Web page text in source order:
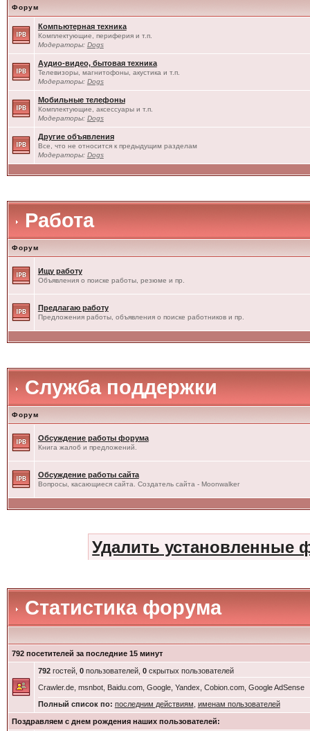
Форум
Компьютерная техника
Комплектующие, периферия и т.п.
Модераторы: Dogs
Аудио-видео, бытовая техника
Телевизоры, магнитофоны, акустика и т.п.
Модераторы: Dogs
Мобильные телефоны
Комплектующие, аксессуары и т.п.
Модераторы: Dogs
Другие объявления
Все, что не относится к предыдущим разделам
Модераторы: Dogs
Работа
Форум
Ищу работу
Объявления о поиске работы, резюме и пр.
Предлагаю работу
Предложения работы, объявления о поиске работников и пр.
Служба поддержки
Форум
Обсуждение работы форума
Книга жалоб и предложений.
Обсуждение работы сайта
Вопросы, касающиеся сайта. Создатель сайта - Moonwalker
Удалить установленные
Статистика форума
792 посетителей за последние 15 минут
792гостей, 0пользователей, 0скрытых пользователей
Crawler.de, msnbot, Baidu.com, Google, Yandex, Cobion.com, Google AdSense
Полный список по: последним действиям именам пользователей
Поздравляем с днем рождения наших пользователей: